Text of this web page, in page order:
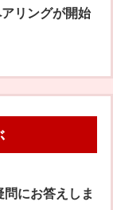
リングが開始
にお答えしま